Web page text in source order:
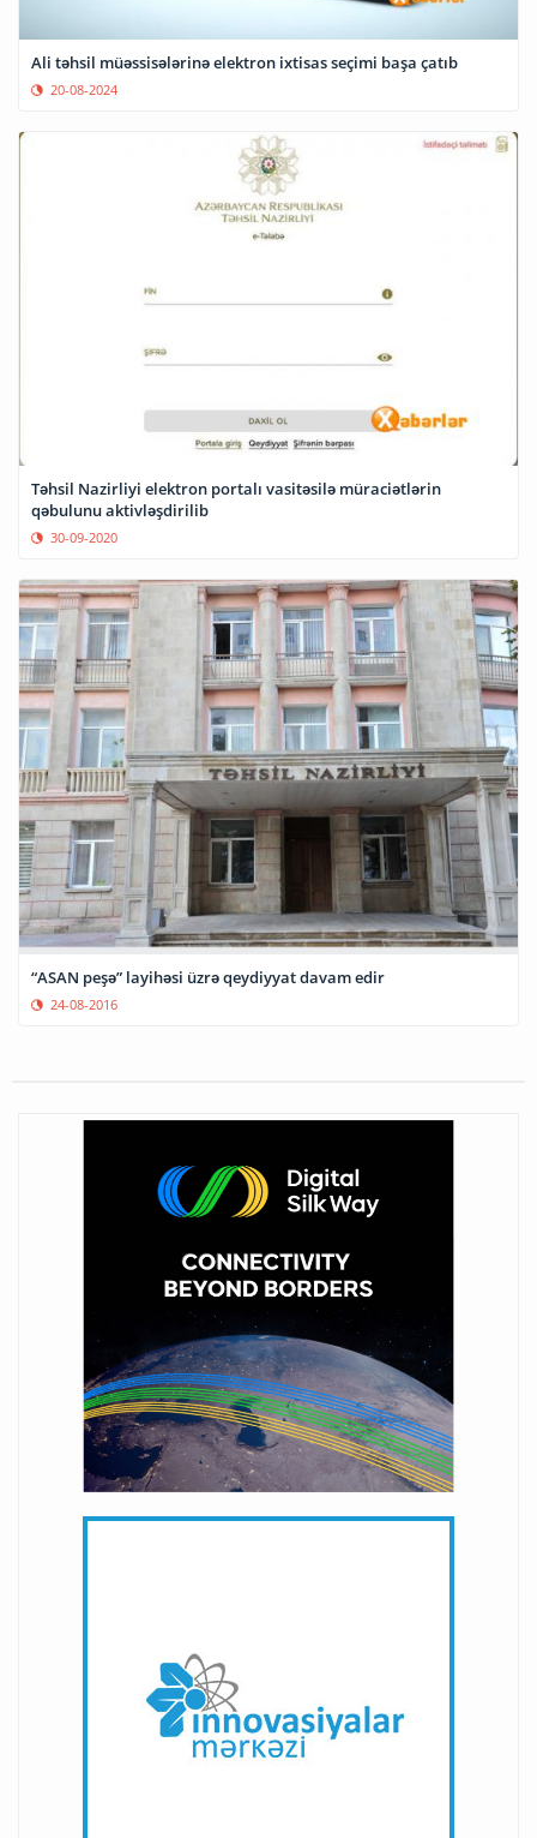
Ali təhsil müəssisələrinə elektron ixtisas seçimi başa çatıb
20-08-2024
Təhsil Nazirliyi elektron portalı vasitəsilə müraciətlərin
qəbulunu aktivləşdirilib
30-09-2020
“ASAN peşə” layihəsi üzrə qeydiyyat davam edir
24-08-2016